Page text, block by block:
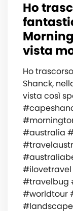
Ho
vista
Ho
Shanck,
vista così
#australia
#travelbug
#worldtour